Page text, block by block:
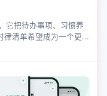
它把待办事项、习惯养
律清单希望成为一个更...